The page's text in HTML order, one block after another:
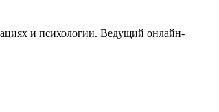
и психологии. Ведущий онлайн-